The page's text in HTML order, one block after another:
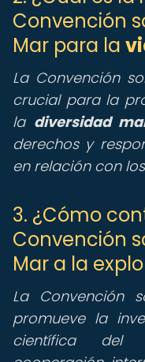
Convención
Mar para la
La Convención
crucial para la
la diversidad
derechos y
en relación con
3. ¿Cómo
Convención
Mar a la
La Convención
promueve la
científica del